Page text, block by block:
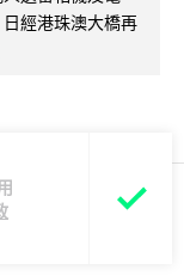
經港珠澳大橋再